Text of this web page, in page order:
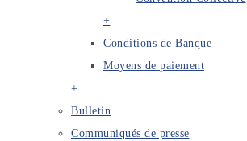
+
Conditions de Banque
Moyens de paiement
+
Bulletin
Communiqués de presse